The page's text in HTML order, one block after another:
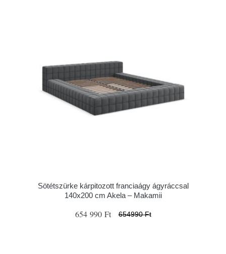
Sötétszürke kárpitozott franciaágy ágyráccsal
140x200 cm Akela – Makamii
654 990 Ft 654990 Ft